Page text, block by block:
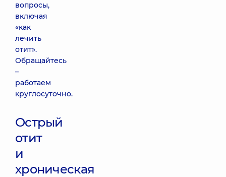
вопросы,
включая
«как
лечить
отит».
Обращайтесь
–
работаем
круглосуточно.
Острый
отит
и
хроническая